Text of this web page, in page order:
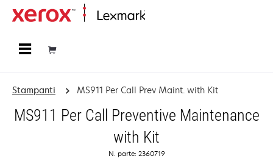
Stampanti MS911 Per Call Prev Maint. with Kit
MS911 Per Call Preventive Maintenance
with Kit
N. parte: 2360719